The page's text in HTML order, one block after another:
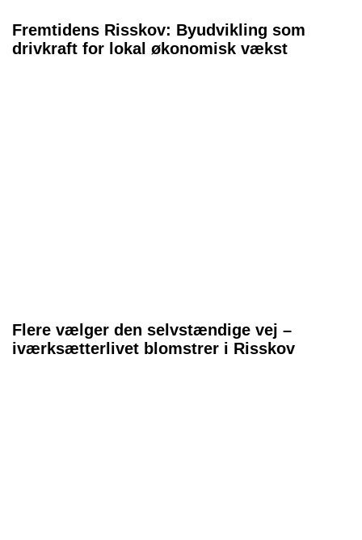
Fremtidens Risskov: Byudvikling som
drivkraft for lokal økonomisk vækst
Flere vælger den selvstændige vej –
iværksætterlivet blomstrer i Risskov